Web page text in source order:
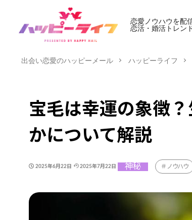
恋愛ノウハウを配
恋活・婚活トレン
出会い恋愛のハッピーメール ハッピーライフ
宝毛は幸運の象徴
かについて解説
2025年6月22日 2025年7月22日 神秘 ノウハウ